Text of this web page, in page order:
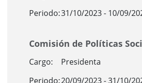
Periodo:31/10/2023 - 10/09/
Comisión de Políticas
Cargo:
Presidenta
Periodo:20/09/2023 - 31/10/